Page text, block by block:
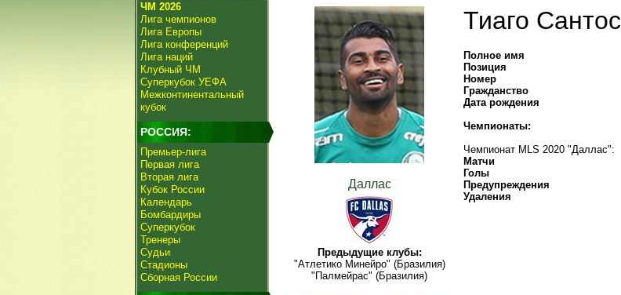
ЧМ 2026
Лига чемпионов
Лига Европы
Лига конференций
Лига наций
Клубный ЧМ
Суперкубок УЕФА
Межконтинентальный
кубок
РОССИЯ:
Премьер-лига
Первая лига
Вторая лига
Кубок России
Календарь
Бомбардиры
Суперкубок
Тренеры
Судьи
Стадионы
Сборная России
Даллас
Предыдущие клубы:
"Атлетико Минейро" (Бразилия)
"Палмейрас" (Бразилия)
Тиаго Сантос
Полное имя
Позиция
Номер
Гражданство
Дата рождения
Чемпионаты:
Чемпионат MLS 2020 "Даллас":
Матчи
Голы
Предупреждения
Удаления